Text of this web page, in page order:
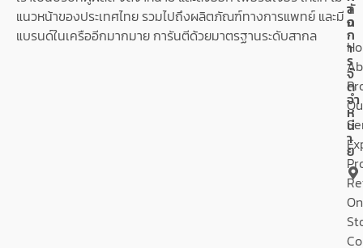
แนวหน้าของประเทศไทย รวมไปถึงผลิตภัณฑ์ทางการแพทย์ และมี
แบรนด์ในเครืออีกมากมาย การันตีด้วยมาตรฐานระดับสากล
ลั
ก
า
ง
ก
า
ร
จั
ด
จำ
ห
น่
า
ย